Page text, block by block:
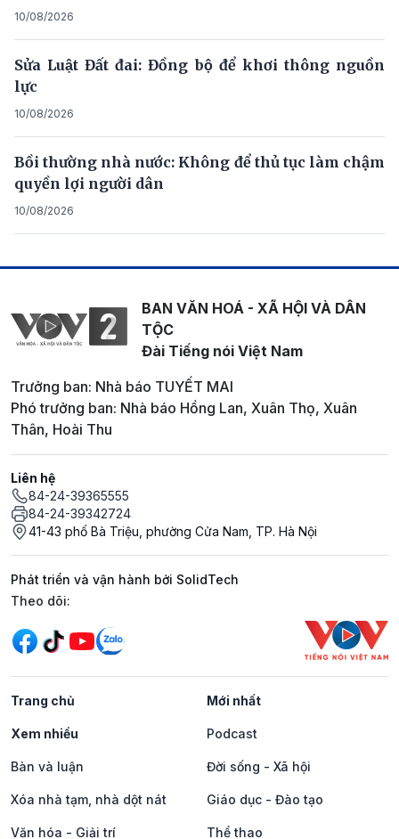
10/08/2026
Sửa Luật Đất đai: Đồng bộ để khơi thông nguồn
lực
10/08/2026
Bồi thường nhà nước: Không để thủ tục làm chậm
quyền lợi người dân
10/08/2026
BAN VĂN HOÁ - XÃ HỘI VÀ DÂN
TỘC
Đài Tiếng nói Việt Nam
Trưởng ban: Nhà báo TUYẾT MAI
Phó trưởng ban: Nhà báo Hồng Lan, Xuân Thọ, Xuân
Thân, Hoài Thu
Liên hệ
84-24-39365555
84-24-39342724
41-43 phố Bà Triệu, phường Cửa Nam, TP. Hà Nội
Phát triển và vận hành bởi SolidTech
Mạng xã hội
Theo dõi:
Trang chủ Mới nhất
Xem nhiều Podcast
Bàn và luận Đời sống - Xã hội
Xóa nhà tạm, nhà dột nát Giáo dục - Đào tạo
Văn hóa - Giải trí Thể thao